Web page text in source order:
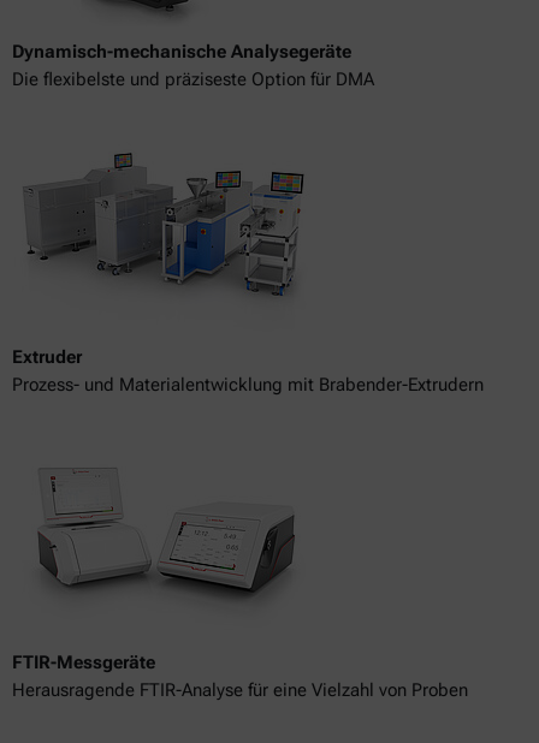
Dynamisch-mechanische Analysegeräte
Die flexibelste und präziseste Option für DMA
Extruder
Prozess- und Materialentwicklung mit Brabender-Extrudern
FTIR-Messgeräte
Herausragende FTIR-Analyse für eine Vielzahl von Proben